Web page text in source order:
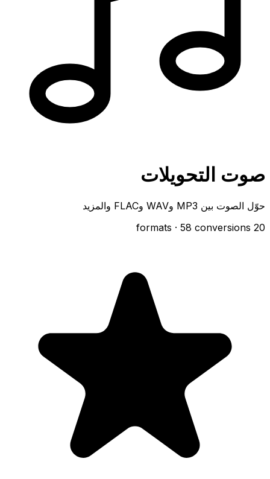
صوت التحويلات
حوّل الصوت بين MP3 وWAV وFLAC والمزيد
20 formats
· 58 conversions